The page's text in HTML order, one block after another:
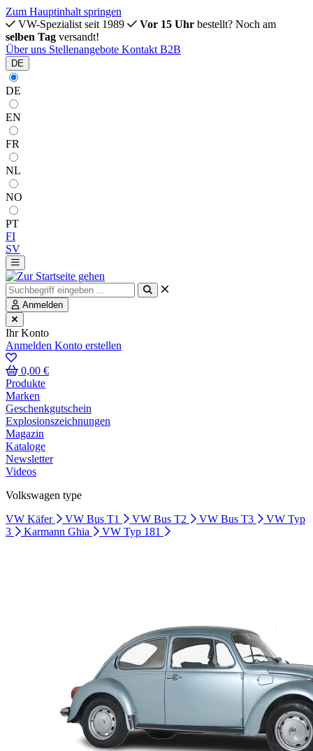
Zum Hauptinhalt springen
VW-Spezialist seit 1989
Vor 15 Uhr bestellt? Noch am
selben Tag versandt!
Über uns Stellenangebote Kontakt B2B
DE
DE
EN
FR
NL
NO
PT
FI
SV
Anmelden
Ihr Konto
Anmelden Konto erstellen
0,00 €
Produkte
Marken
Geschenkgutschein
Explosionszeichnungen
Magazin
Kataloge
Newsletter
Videos
Volkswagen type
VW Käfer
VW Bus T1 VW Bus T2 VW Bus T3
VW Typ
3
Karmann Ghia VW Typ 181